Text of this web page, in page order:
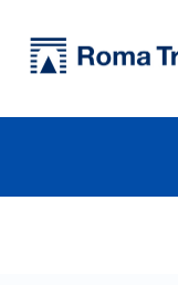
Prof.ssa FAUSTA ANTONUCCI insegnamenti - Università Roma Tre